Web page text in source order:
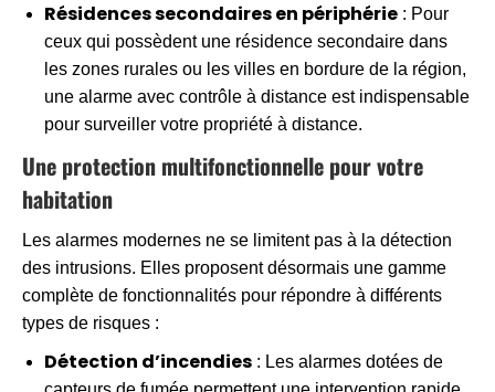
Résidences secondaires en périphérie : Pour
ceux qui possèdent une résidence secondaire dans
les zones rurales ou les villes en bordure de la région,
une alarme avec contrôle à distance est indispensable
pour surveiller votre propriété à distance.
Une protection multifonctionnelle pour votre
habitation
Les alarmes modernes ne se limitent pas à la détection
des intrusions. Elles proposent désormais une gamme
complète de fonctionnalités pour répondre à différents
types de risques :
Détection d’incendies : Les alarmes dotées de